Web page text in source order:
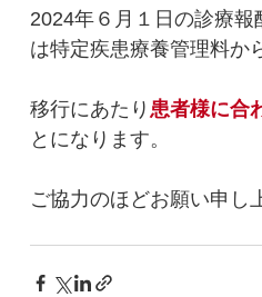
2024年６月１日の診療
は特定疾患療養管理料か
移行にあたり 患者様に合
とになります。
ご協力のほどお願い申し